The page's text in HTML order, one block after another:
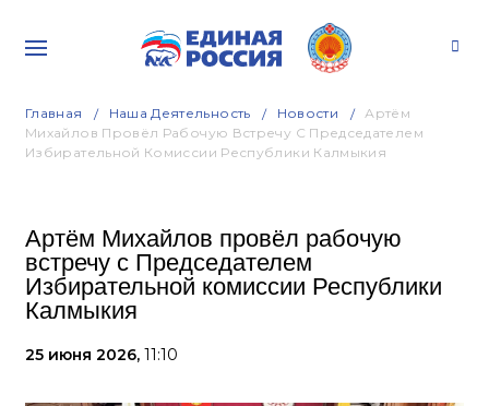
Главная Наша Деятельность Новости
Артём
Михайлов Провёл Рабочую Встречу С Председателем
Избирательной Комиссии Республики Калмыкия
Артём Михайлов провёл рабочую
встречу с Председателем
Избирательной комиссии Республики
Калмыкия
25 июня 2026, 11:10